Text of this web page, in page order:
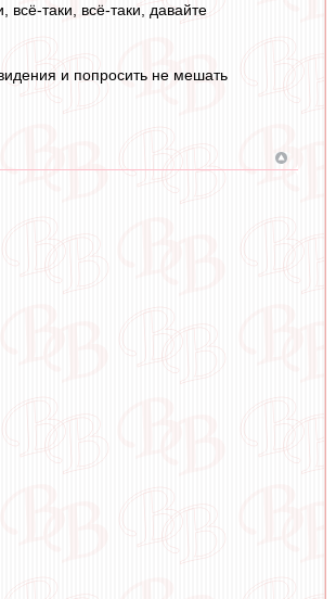
таки, всё-таки, давайте
и попросить не мешать